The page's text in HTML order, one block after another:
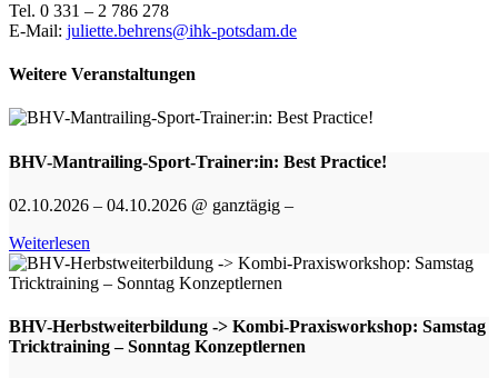
Tel. 0 331 – 2 786 278
E-Mail: juliette.behrens@ihk-potsdam.de
Weitere Veranstaltungen
BHV-Mantrailing-Sport-Trainer:in: Best Practice!
02.10.2026 – 04.10.2026 @ ganztägig –
Weiterlesen
BHV-Herbstweiterbildung -> Kombi-Praxisworkshop: Samstag
Tricktraining – Sonntag Konzeptlernen